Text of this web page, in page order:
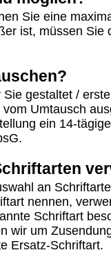
Sie eine
ist, müssen Sie
gestaltet /
Umtausch
ein 14-
an
nennen,
Schriftart
wir um
Ersatz-Schriftart.